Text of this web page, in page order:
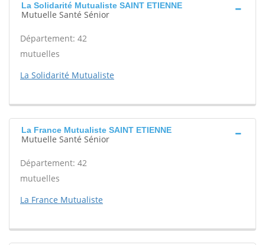
La Solidarité Mutualiste SAINT ETIENNE
Mutuelle Santé Sénior
Département: 42
mutuelles
La Solidarité Mutualiste
La France Mutualiste SAINT ETIENNE
Mutuelle Santé Sénior
Département: 42
mutuelles
La France Mutualiste